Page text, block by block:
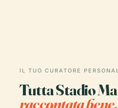
IL TUO CURATORE
Tutta Stadio
raccontata bene.